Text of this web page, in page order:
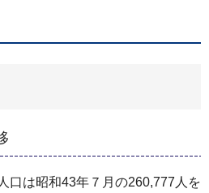
口は昭和43年７月の260,777人を